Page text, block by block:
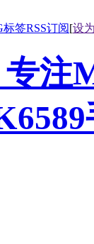
标签RSS订阅[设